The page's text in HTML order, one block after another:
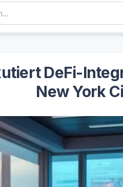
DeFi-
New York